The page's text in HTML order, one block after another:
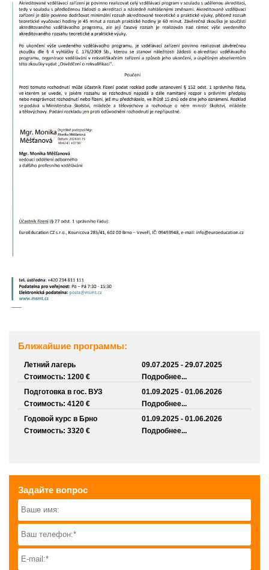
Ближайшие программы:
Летний лагерь
Стоимость: 1200 €
09.07.2025 - 29.07.2025
Подробнее...
Подготовка в гос. ВУЗ
Стоимость: 4120 €
01.09.2025 - 01.06.2026
Подробнее...
Годовой курс в Брно
Стоимость: 3320 €
01.09.2025 - 01.06.2026
Подробнее...
Задайте вопрос